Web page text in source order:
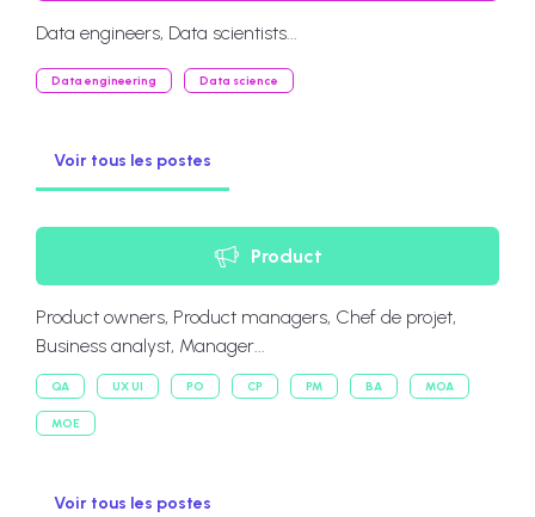
Data engineers, Data scientists...
Data engineering Data science
Voir tous les postes
Product
Product owners, Product managers, Chef de projet,
Business analyst, Manager...
QA UX UI PO CP PM BA MOA
MOE
Voir tous les postes